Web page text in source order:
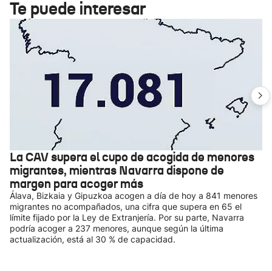
Te puede interesar
La CAV supera el cupo de acogida de menores
migrantes, mientras Navarra dispone de
margen para acoger más
Álava, Bizkaia y Gipuzkoa acogen a día de hoy a 841 menores
migrantes no acompañados, una cifra que supera en 65 el
límite fijado por la Ley de Extranjería. Por su parte, Navarra
podría acoger a 237 menores, aunque según la última
actualización, está al 30 % de capacidad.